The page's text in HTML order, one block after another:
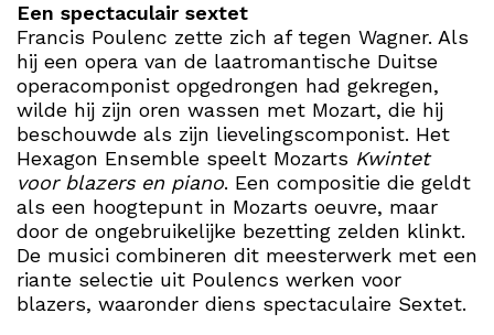
Een spectaculair sextet
Francis Poulenc zette zich af tegen Wagner. Als
hij een opera van de laatromantische Duitse
operacomponist opgedrongen had gekregen,
wilde hij zijn oren wassen met Mozart, die hij
beschouwde als zijn lievelingscomponist. Het
Hexagon Ensemble speelt Mozarts Kwintet
voor blazers en piano. Een compositie die geldt
als een hoogtepunt in Mozarts oeuvre, maar
door de ongebruikelijke bezetting zelden klinkt.
De musici combineren dit meesterwerk met een
riante selectie uit Poulencs werken voor
blazers, waaronder diens spectaculaire Sextet.